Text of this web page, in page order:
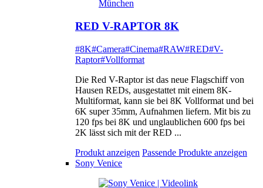
RED V-RAPTOR 8K
#8K#Camera#Cinema#RAW#RED#V-
Raptor#Vollformat
Die Red V-Raptor ist das neue Flagschiff von
Hausen REDs, ausgestattet mit einem 8K-
Multiformat, kann sie bei 8K Vollformat und bei
6K super 35mm, Aufnahmen liefern. Mit bis zu
120 fps bei 8K und unglaublichen 600 fps bei
2K lässt sich mit der RED ...
Produkt anzeigen Passende Produkte anzeigen
Sony Venice